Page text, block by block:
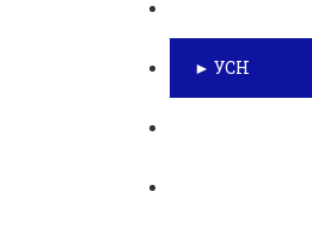
► УСН